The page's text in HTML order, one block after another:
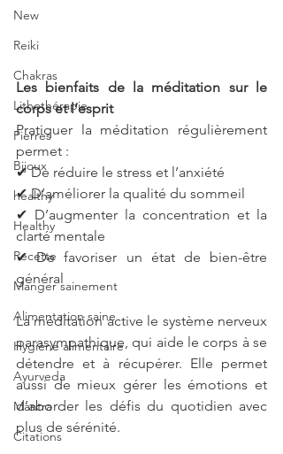
New
Reiki
Chakras
Lithothérapie
Pierres
Bijoux
healthy
Healthy
Recette
Manger sainement
Alimentation saine
Hygiène alimentaire
Ayurveda
Mantra
Citations
Les bienfaits de la méditation sur le
corps et l’esprit
Pratiquer la méditation régulièrement
permet :
✔ De réduire le stress et l’anxiété
✔ D’améliorer la qualité du sommeil
✔ D’augmenter la concentration et la
clarté mentale
✔ De favoriser un état de bien-être
général
La méditation active le système nerveux
parasympathique, qui aide le corps à se
détendre et à récupérer. Elle permet
aussi de mieux gérer les émotions et
d’aborder les défis du quotidien avec
plus de sérénité.